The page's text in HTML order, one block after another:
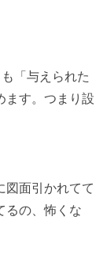
「与えられた
ます。つまり設
図面引かれてて
るの、怖くな